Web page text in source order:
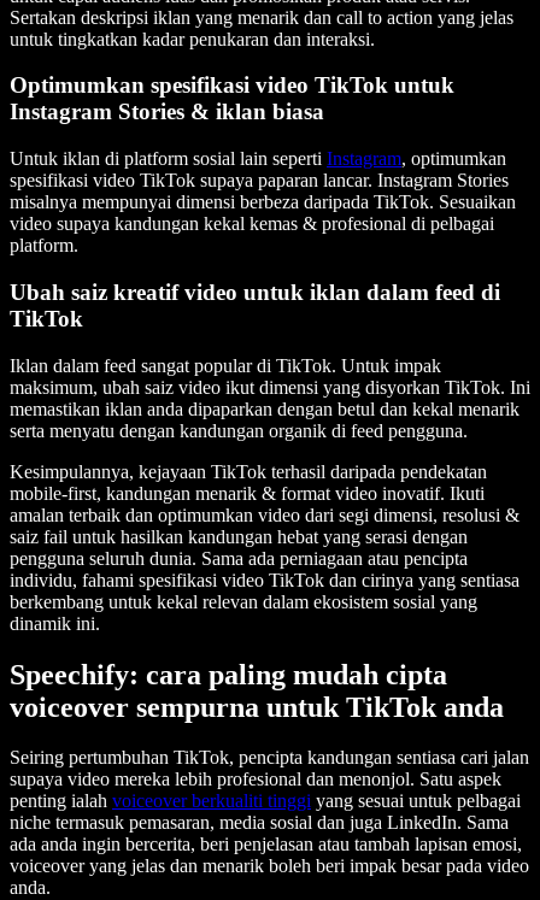
Sertakan deskripsi iklan yang menarik dan call to action yang jelas
untuk tingkatkan kadar penukaran dan interaksi.
Optimumkan spesifikasi video TikTok untuk
Instagram Stories & iklan biasa
Untuk iklan di platform sosial lain seperti Instagram, optimumkan
spesifikasi video TikTok supaya paparan lancar. Instagram Stories
misalnya mempunyai dimensi berbeza daripada TikTok. Sesuaikan
video supaya kandungan kekal kemas & profesional di pelbagai
platform.
Ubah saiz kreatif video untuk iklan dalam feed di
TikTok
Iklan dalam feed sangat popular di TikTok. Untuk impak
maksimum, ubah saiz video ikut dimensi yang disyorkan TikTok. Ini
memastikan iklan anda dipaparkan dengan betul dan kekal menarik
serta menyatu dengan kandungan organik di feed pengguna.
Kesimpulannya, kejayaan TikTok terhasil daripada pendekatan
mobile-first, kandungan menarik & format video inovatif. Ikuti
amalan terbaik dan optimumkan video dari segi dimensi, resolusi &
saiz fail untuk hasilkan kandungan hebat yang serasi dengan
pengguna seluruh dunia. Sama ada perniagaan atau pencipta
individu, fahami spesifikasi video TikTok dan cirinya yang sentiasa
berkembang untuk kekal relevan dalam ekosistem sosial yang
dinamik ini.
Speechify: cara paling mudah cipta
voiceover sempurna untuk TikTok anda
Seiring pertumbuhan TikTok, pencipta kandungan sentiasa cari jalan
supaya video mereka lebih profesional dan menonjol. Satu aspek
penting ialah voiceover berkualiti tinggi yang sesuai untuk pelbagai
niche termasuk pemasaran, media sosial dan juga LinkedIn. Sama
ada anda ingin bercerita, beri penjelasan atau tambah lapisan emosi,
voiceover yang jelas dan menarik boleh beri impak besar pada video
anda.